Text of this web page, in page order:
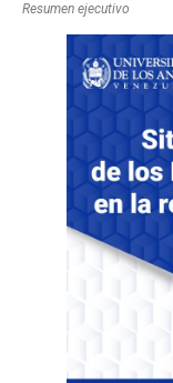
Resumen ejecutivo